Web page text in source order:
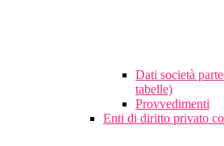
Dati società
tabelle)
Provvedimenti
Enti di diritto privato